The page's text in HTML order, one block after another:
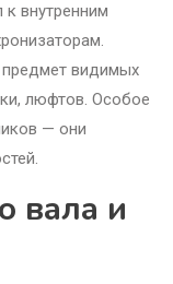
к внутренним
предмет видимых
люфтов. Особое
— они
вала и